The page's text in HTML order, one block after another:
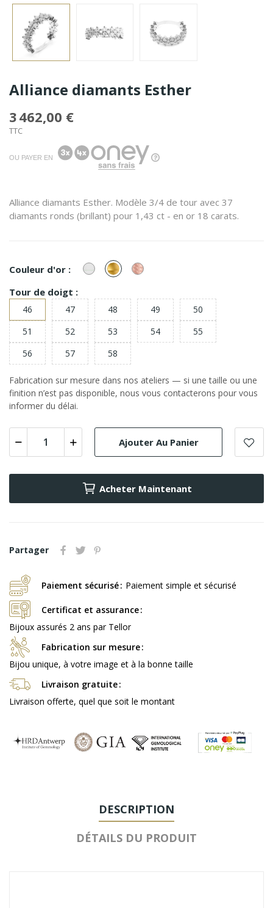
Alliance diamants Esther
3 462,00 €
TTC
OU PAYER EN
Alliance diamants Esther. Modèle 3/4 de tour avec 37
diamants ronds (brillant) pour 1,43 ct - en or 18 carats.
Couleur d'or : or
Blanc
or
Jaune
or
Rose
Tour de doigt :
46 47 48 49
50
51
52 53 54
55
56
57 58
Fabrication sur mesure dans nos ateliers — si une taille ou une
finition n’est pas disponible, nous vous contacterons pour vous
informer du délai.
Ajouter Au Panier
Acheter Maintenant
Partager
Paiement sécurisé Paiement simple et sécurisé
Certificat et assurance
Bijoux assurés 2 ans par Tellor
Fabrication sur mesure
Bijou unique, à votre image et à la bonne taille
Livraison gratuite
Livraison offerte, quel que soit le montant
DESCRIPTION
DÉTAILS DU PRODUIT